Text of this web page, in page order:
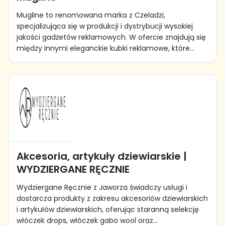
Mugline to renomowana marka z Czeladzi,
specjalizująca się w produkcji i dystrybucji wysokiej
jakości gadżetów reklamowych. W ofercie znajdują się
między innymi eleganckie kubki reklamowe, które...
Akcesoria, artykuły dziewiarskie |
WYDZIERGANE RĘCZNIE
Wydziergane Ręcznie z Jaworza świadczy usługi i
dostarcza produkty z zakresu akcesoriów dziewiarskich
i artykułów dziewiarskich, oferując staranną selekcję
włóczek drops, włóczek gabo wool oraz...